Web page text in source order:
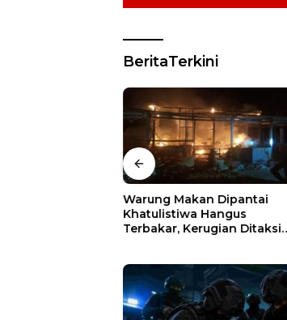
BeritaTerkini
Warung Makan Dipantai
Khatulistiwa Hangus
Terbakar, Kerugian Ditaksir